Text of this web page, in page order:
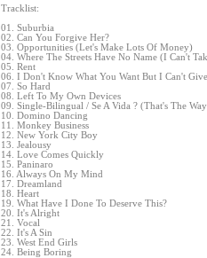
Tracklist:
01. Suburbia
02. Can You Forgive Her?
03. Opportunities (Let's Make Lots Of Money)
04. Where The Streets Have No Name (I Can't
05. Rent
06. I Don't Know What You Want But I Can't
07. So Hard
08. Left To My Own Devices
09. Single-Bilingual / Se A Vida ? (That's The
10. Domino Dancing
11. Monkey Business
12. New York City Boy
13. Jealousy
14. Love Comes Quickly
15. Paninaro
16. Always On My Mind
17. Dreamland
18. Heart
19. What Have I Done To Deserve This?
20. It's Alright
21. Vocal
22. It's A Sin
23. West End Girls
24. Being Boring